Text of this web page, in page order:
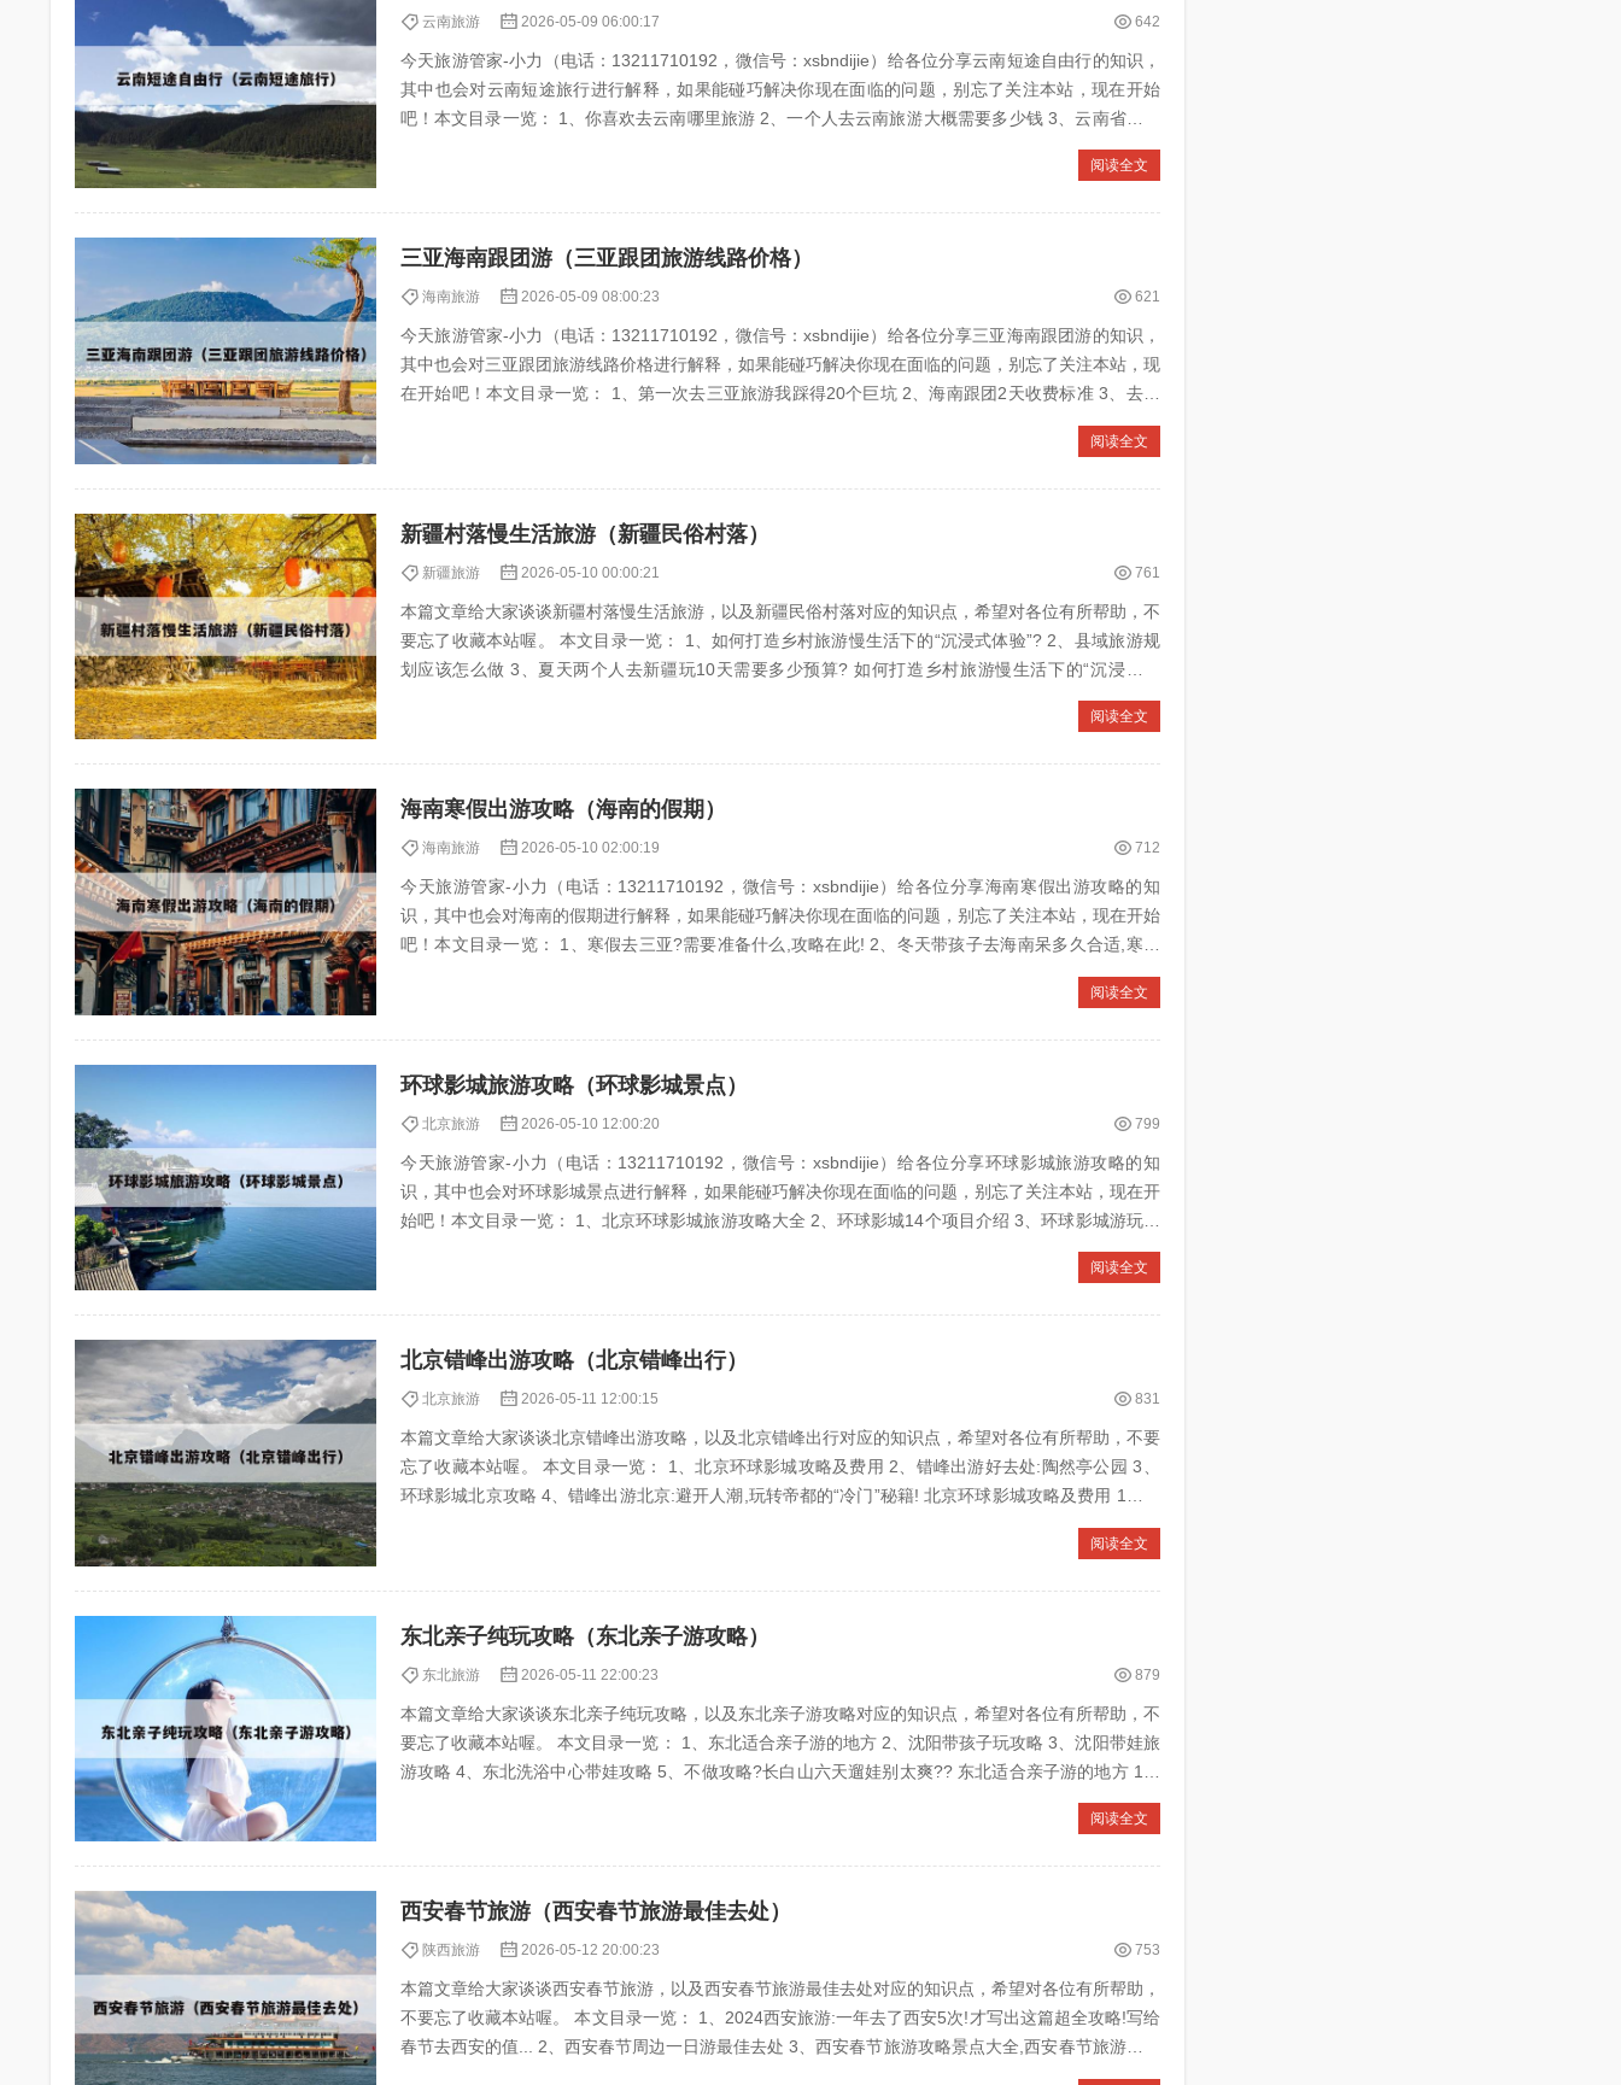
云南旅游 2026-05-09 06:00:17 642
今天旅游管家-小力（电话：13211710192，微信号：xsbndijie）给各位分享云南短途自由行的知识，
其中也会对云南短途旅行进行解释，如果能碰巧解决你现在面临的问题，别忘了关注本站，现在开始
吧！本文目录一览： 1、你喜欢去云南哪里旅游 2、一个人去云南旅游大概需要多少钱 3、云南省周边
阅读全文
三亚海南跟团游（三亚跟团旅游线路价格）
海南旅游 2026-05-09 08:00:23 621
今天旅游管家-小力（电话：13211710192，微信号：xsbndijie）给各位分享三亚海南跟团游的知识，
其中也会对三亚跟团旅游线路价格进行解释，如果能碰巧解决你现在面临的问题，别忘了关注本站，现
在开始吧！本文目录一览： 1、第一次去三亚旅游我踩得20个巨坑 2、海南跟团2天收费标准 3、去三
阅读全文
新疆村落慢生活旅游（新疆民俗村落）
新疆旅游 2026-05-10 00:00:21 761
本篇文章给大家谈谈新疆村落慢生活旅游，以及新疆民俗村落对应的知识点，希望对各位有所帮助，不
要忘了收藏本站喔。 本文目录一览： 1、如何打造乡村旅游慢生活下的“沉浸式体验”? 2、县域旅游规
划应该怎么做 3、夏天两个人去新疆玩10天需要多少预算? 如何打造乡村旅游慢生活下的“沉浸式体
阅读全文
海南寒假出游攻略（海南的假期）
海南旅游 2026-05-10 02:00:19 712
今天旅游管家-小力（电话：13211710192，微信号：xsbndijie）给各位分享海南寒假出游攻略的知
识，其中也会对海南的假期进行解释，如果能碰巧解决你现在面临的问题，别忘了关注本站，现在开始
吧！本文目录一览： 1、寒假去三亚?需要准备什么,攻略在此! 2、冬天带孩子去海南呆多久合适,寒假
阅读全文
环球影城旅游攻略（环球影城景点）
北京旅游 2026-05-10 12:00:20 799
今天旅游管家-小力（电话：13211710192，微信号：xsbndijie）给各位分享环球影城旅游攻略的知
识，其中也会对环球影城景点进行解释，如果能碰巧解决你现在面临的问题，别忘了关注本站，现在开
始吧！本文目录一览： 1、北京环球影城旅游攻略大全 2、环球影城14个项目介绍 3、环球影城游玩顺
阅读全文
北京错峰出游攻略（北京错峰出行）
北京旅游 2026-05-11 12:00:15 831
本篇文章给大家谈谈北京错峰出游攻略，以及北京错峰出行对应的知识点，希望对各位有所帮助，不要
忘了收藏本站喔。 本文目录一览： 1、北京环球影城攻略及费用 2、错峰出游好去处:陶然亭公园 3、
环球影城北京攻略 4、错峰出游北京:避开人潮,玩转帝都的“冷门”秘籍! 北京环球影城攻略及费用 1、省
阅读全文
东北亲子纯玩攻略（东北亲子游攻略）
东北旅游 2026-05-11 22:00:23 879
本篇文章给大家谈谈东北亲子纯玩攻略，以及东北亲子游攻略对应的知识点，希望对各位有所帮助，不
要忘了收藏本站喔。 本文目录一览： 1、东北适合亲子游的地方 2、沈阳带孩子玩攻略 3、沈阳带娃旅
游攻略 4、东北洗浴中心带娃攻略 5、不做攻略?长白山六天遛娃别太爽?? 东北适合亲子游的地方 1、
阅读全文
西安春节旅游（西安春节旅游最佳去处）
陕西旅游 2026-05-12 20:00:23 753
本篇文章给大家谈谈西安春节旅游，以及西安春节旅游最佳去处对应的知识点，希望对各位有所帮助，
不要忘了收藏本站喔。 本文目录一览： 1、2024西安旅游:一年去了西安5次!才写出这篇超全攻略!写给
春节去西安的值... 2、西安春节周边一日游最佳去处 3、西安春节旅游攻略景点大全,西安春节旅游必去